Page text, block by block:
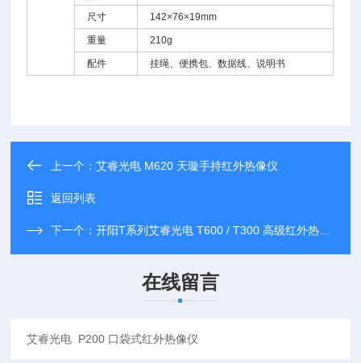
尺寸 142×76×19mm
重量 210g
配件 挂绳、便携包、数据线、说明书
上一个：艾睿光电 M620 天璇手持红外热像仪
返回列表
下一个：开阳T系列艾睿光电 T600 / T300 高级红外热像仪
在线留言